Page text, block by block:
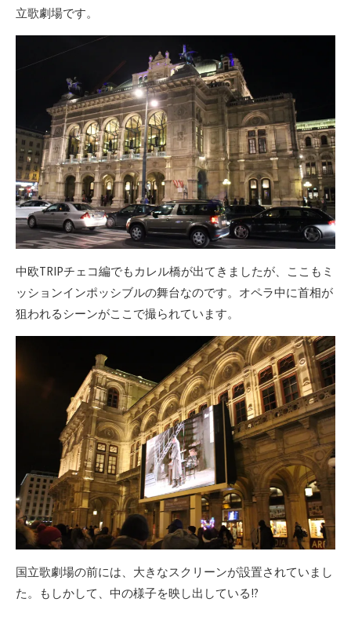
立歌劇場です。
中欧TRIPチェコ編でもカレル橋が出てきましたが、ここもミ
ッションインポッシブルの舞台なのです。オペラ中に首相が
狙われるシーンがここで撮られています。
国立歌劇場の前には、大きなスクリーンが設置されていまし
た。もしかして、中の様子を映し出している!?